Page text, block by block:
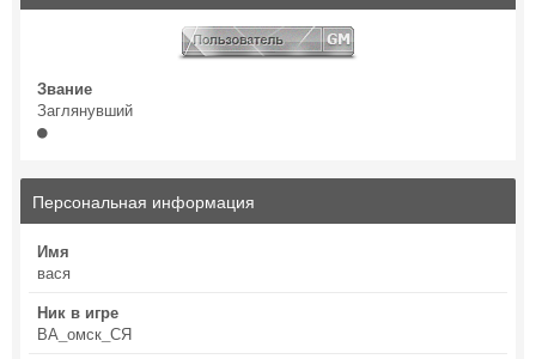
Звание
Заглянувший
Персональная информация
Имя
вася
Ник в игре
ВА_омск_СЯ